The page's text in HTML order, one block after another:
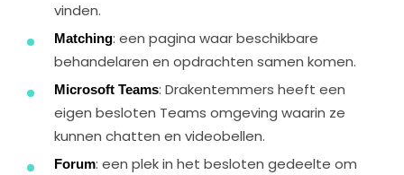
vinden.
Matching: een pagina waar beschikbare
behandelaren en opdrachten samen komen.
MicrosoftTeams: Drakentemmers heeft een
eigen besloten Teams omgeving waarin ze
kunnen chatten en videobellen.
Forum: een plek in het besloten gedeelte om